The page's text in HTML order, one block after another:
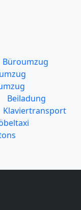
Büroumzug
Beiladung
Klaviertransport